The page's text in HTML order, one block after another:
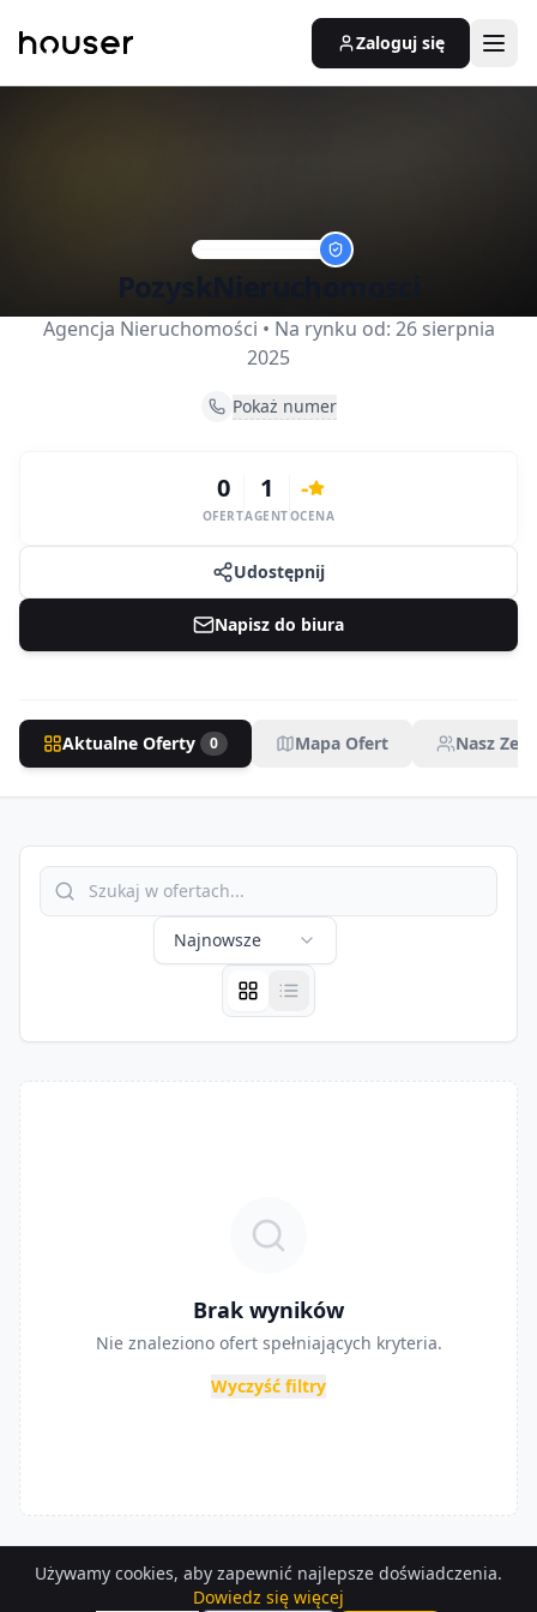
Zaloguj się
PozyskNieruchomosci
Agencja Nieruchomości • Na rynku od: 26 sierpnia
2025
Pokaż numer
0
OFERT
1
AGENT
-
OCENA
Udostępnij
Napisz do biura
Aktualne Oferty 0 Mapa Ofert Nasz
Najnowsze
Brak wyników
Nie znaleziono ofert spełniających kryteria.
Wyczyść filtry
Używamy cookies, aby zapewnić najlepsze doświadczenia.
Dowiedz się więcej